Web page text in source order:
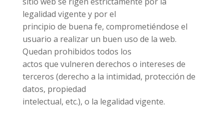
legalidad vigente y por el
principio de buena fe, comprometiéndose el
usuario a realizar un buen uso de la web.
Quedan prohibidos todos los
actos que vulneren derechos o intereses de
terceros (derecho a la intimidad, protección de
datos, propiedad
intelectual, etc.), o la legalidad vigente.